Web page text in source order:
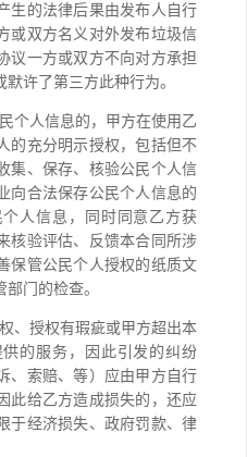
生的法律后果由发布人自行
或双方名义对外发布垃圾信
议一方或双方不向对方承担
许了第三方此种行为。
个人信息的，甲方在使用乙
的充分明示授权，包括但不
集、保存、核验公民个人信
向合法保存公民个人信息的
人信息，同时同意乙方获
核验评估、反馈本合同所涉
保管公民个人授权的纸质文
门的检查。
、授权有瑕疵或甲方超出本
的服务，因此引发的纠纷
、索赔、等）应由甲方自行
此给乙方造成损失的，还应
于经济损失、政府罚款、律